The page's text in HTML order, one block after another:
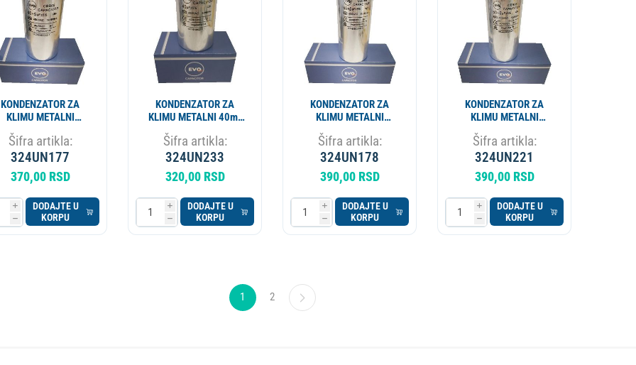
KONDENZATOR ZA
KLIMU METALNI
CBB65 EVO SP
Šifra artikla:
324UN177
370,00 RSD
i
h
DODAJTE U
KORPU
KONDENZATOR ZA
KLIMU METALNI 40mf
450V CBB65 EVO SP
Šifra artikla:
324UN233
320,00 RSD
i
h
DODAJTE U
KORPU
KONDENZATOR ZA
KLIMU METALNI
45+5MF CBB65 EVO SP
Šifra artikla:
324UN178
390,00 RSD
i
h
DODAJTE U
KORPU
KONDENZATOR ZA
KLIMU METALNI
50+6MF CBB65 EVO SP
Šifra artikla:
324UN221
390,00 RSD
i
h
DODAJTE U
KORPU
1 2